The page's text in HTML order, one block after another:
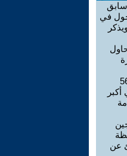
في
567
عن